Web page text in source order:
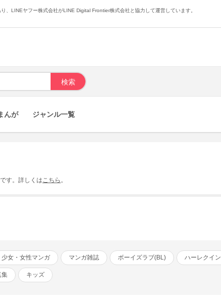
LINEヤフー株式会社がLINE Digital Frontier株式会社と協力して運営しています。
んが ジャンル一覧
す。 詳しくは こちら 。
少女・女性マンガ マンガ雑誌 ボーイズラブ(BL) ハーレクイン
集 キッズ